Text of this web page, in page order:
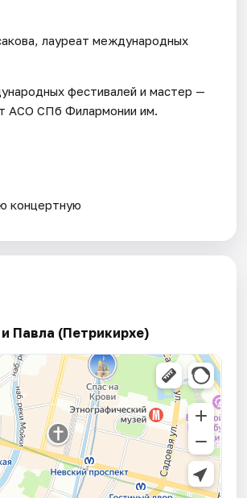
лауреат международных
фестивалей и мастер —
АСО СПб Филармонии им.
концертную
Павла (Петрикирхе)